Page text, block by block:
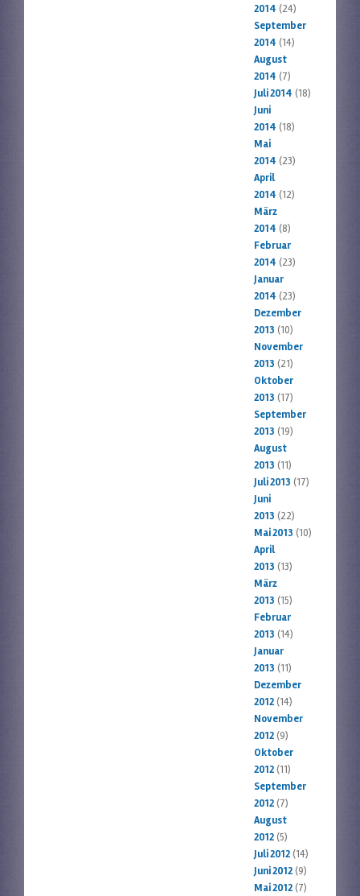
2014 (24)
September
2014 (14)
August
2014 (7)
Juli 2014 (18)
Juni
2014 (18)
Mai
2014 (23)
April
2014 (12)
März
2014 (8)
Februar
2014 (23)
Januar
2014 (23)
Dezember
2013 (10)
November
2013 (21)
Oktober
2013 (17)
September
2013 (19)
August
2013 (11)
Juli 2013 (17)
Juni
2013 (22)
Mai 2013 (10)
April
2013 (13)
März
2013 (15)
Februar
2013 (14)
Januar
2013 (11)
Dezember
2012(14)
November
2012(9)
Oktober
2012(11)
September
2012(7)
August
2012(5)
Juli 2012(14)
Juni 2012(9)
Mai 2012(7)